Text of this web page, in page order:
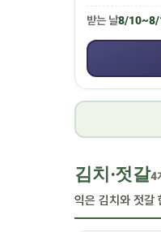
받는 날8/10~8/
김치·젓갈4
익은 김치와 젓갈